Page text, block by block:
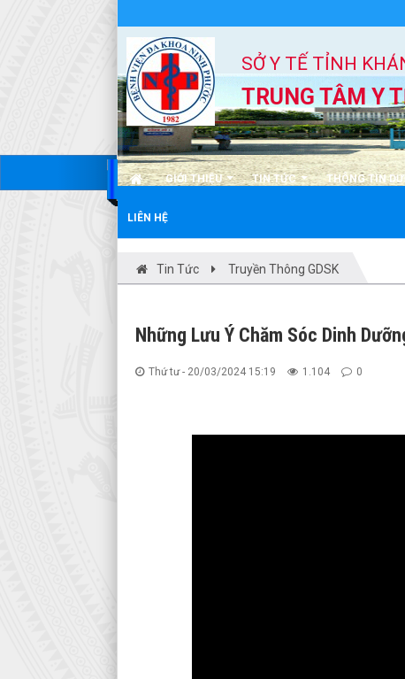
SỞ Y TẾ TỈNH
TRUNG TÂM Y
GIỚI THIỆU TIN TỨC THÔNG TIN
LIÊN HỆ
Tin Tức Truyền Thông GDSK
Những Lưu Ý Chăm Sóc Dinh
Thứ tư - 20/03/2024 15:19 1.104 0